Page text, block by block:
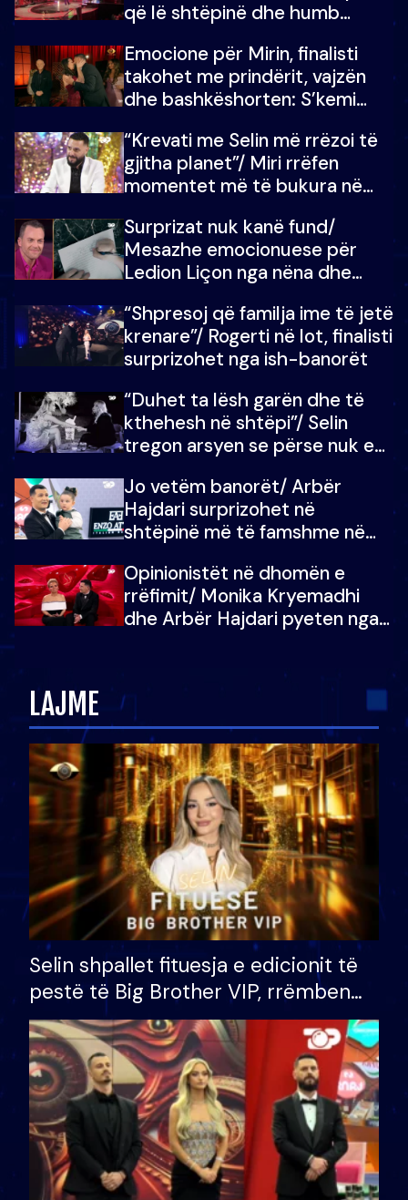
që lë shtëpinë dhe humb
çmimin e madh
Emocione për Mirin, finalisti
takohet me prindërit, vajzën
dhe bashkëshorten: S’kemi
“Krevati me Selin më rrëzoi të
gjitha planet”/ Miri rrëfen
momentet më të bukura në
mungojë zilja e mëngjesit kur…
Surprizat nuk kanë fund/
Mesazhe emocionuese për
Ledion Liçon nga nëna dhe
mban dot lotët: Nuk meritoj…
“Shpresoj që familja ime të jetë
krenare”/ Rogerti në lot, finalisti
surprizohet nga ish-banorët
“Duhet ta lësh garën dhe të
kthehesh në shtëpi”/ Selin
tregon arsyen se përse nuk e
çoja luftën time deri në fund
Jo vetëm banorët/ Arbër
Hajdari surprizohet në
shtëpinë më të famshme në
vajzën e tij
Opinionistët në dhomën e
rrëfimit/ Monika Kryemadhi
dhe Arbër Hajdari pyeten nga
LAJME
Selin shpallet fituesja e edicionit të
pestë të Big Brother VIP, rrëmben
çmimin e madh prej 100 mijë eurosh